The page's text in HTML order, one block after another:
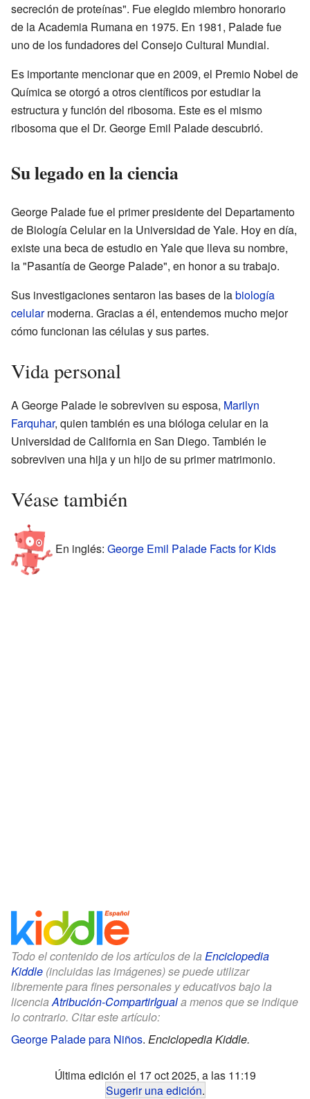
secreción de proteínas". Fue elegido miembro honorario
de la Academia Rumana en 1975. En 1981, Palade fue
uno de los fundadores del Consejo Cultural Mundial.
Es importante mencionar que en 2009, el Premio Nobel de
Química se otorgó a otros científicos por estudiar la
estructura y función del ribosoma. Este es el mismo
ribosoma que el Dr. George Emil Palade descubrió.
Su legado en la ciencia
George Palade fue el primer presidente del Departamento
de Biología Celular en la Universidad de Yale. Hoy en día,
existe una beca de estudio en Yale que lleva su nombre,
la "Pasantía de George Palade", en honor a su trabajo.
Sus investigaciones sentaron las bases de labiología
celularmoderna. Gracias a él, entendemos mucho mejor
cómo funcionan las células y sus partes.
Vida personal
A George Palade le sobreviven su esposa, Marilyn
Farquhar, quien también es una bióloga celular en la
Universidad de California en San Diego. También le
sobreviven una hija y un hijo de su primer matrimonio.
Véase también
En inglés: George Emil Palade Facts for Kids
Todo el contenido de los artículos de la Enciclopedia
Kiddle (incluidas las imágenes) se puede utilizar
libremente para fines personales y educativos bajo la
licenciaAtribución-CompartirIguala menos que se indique
lo contrario. Citar este artículo:
George Palade para Niños. Enciclopedia Kiddle.
Última edición el 17 oct 2025, a las 11:19
Sugerir una edición.